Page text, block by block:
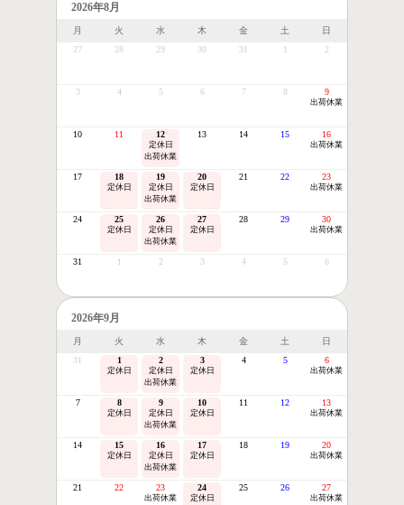
2026年8月
月 火 水 木 金 土
日
27
28 29 30 31 1 2
3 4 5 6 7 8 9
出荷休業
10 11 12
定休日
出荷休業
13 14 15 16
出荷休業
17 18
定休日
19
定休日
出荷休業
20
定休日
21 22 23
出荷休業
24 25
定休日
26
定休日
出荷休業
27
定休日
28 29 30
出荷休業
31 1 2 3 4 5 6
2026年9月
月 火 水 木 金 土
日
31
1
定休日
2
定休日
出荷休業
3
定休日
4 5 6
出荷休業
7 8
定休日
9
定休日
出荷休業
10
定休日
11 12 13
出荷休業
14 15
定休日
16
定休日
出荷休業
17
定休日
18 19 20
出荷休業
21 22 23
出荷休業
24
定休日
25 26 27
出荷休業